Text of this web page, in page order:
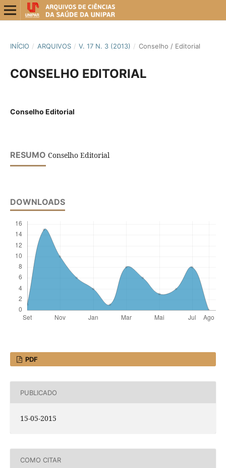
INÍCIO / ARQUIVOS / V. 17 N. 3 (2013) / Conselho / Editorial
CONSELHO EDITORIAL
Conselho Editorial
RESUMO Conselho Editorial
DOWNLOADS
PDF
PUBLICADO
15-05-2015
COMO CITAR